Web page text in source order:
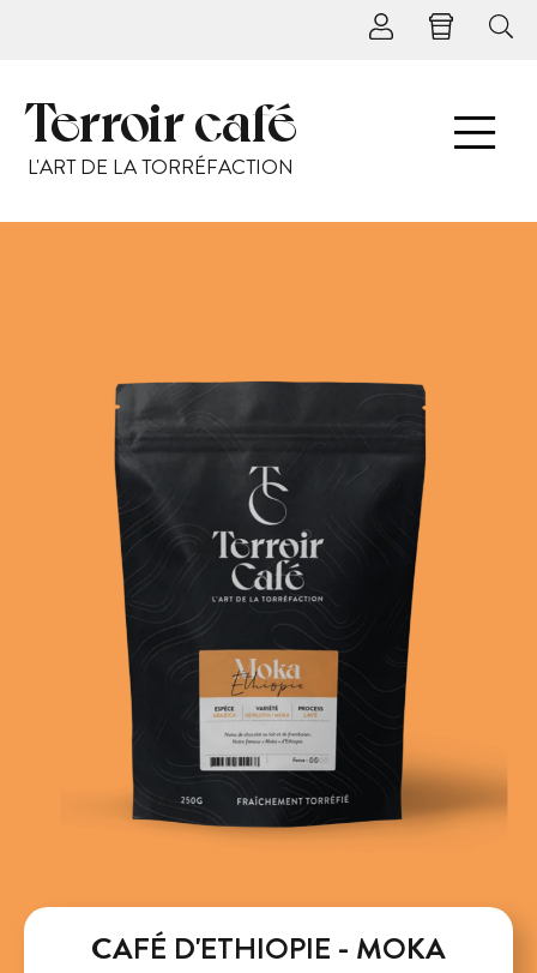
Terroir café
L'ART DE LA TORRÉFACTION
CAFÉ D'ETHIOPIE - MOKA